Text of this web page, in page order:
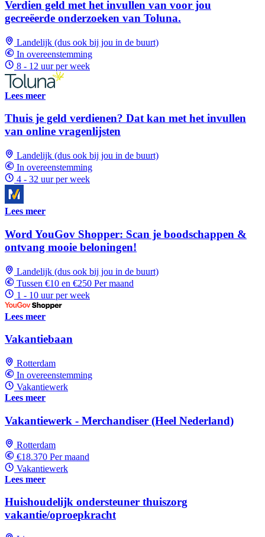
Verdien geld met het invullen van voor jou
gecreëerde onderzoeken van Toluna.
Landelijk (dus ook bij jou in de buurt)
In overeenstemming
8 - 12 uur per week
Lees meer
Thuis je geld verdienen? Dat kan met het invullen
van online vragenlijsten
Landelijk (dus ook bij jou in de buurt)
In overeenstemming
4 - 32 uur per week
Lees meer
Word YouGov Shopper: Scan je boodschappen &
ontvang mooie beloningen!
Landelijk (dus ook bij jou in de buurt)
Tussen €10 en €250 Per maand
1 - 10 uur per week
Lees meer
Vakantiebaan
Rotterdam
In overeenstemming
Vakantiewerk
Lees meer
Vakantiewerk - Merchandiser (Heel Nederland)
Rotterdam
€18.370 Per maand
Vakantiewerk
Lees meer
Huishoudelijk ondersteuner thuiszorg
vakantie/oproepkracht